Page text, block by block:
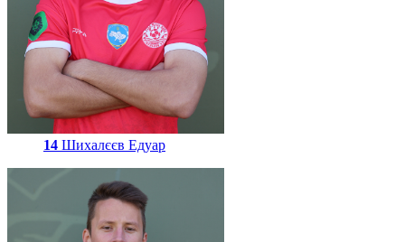
14 Шихалєєв Едуар